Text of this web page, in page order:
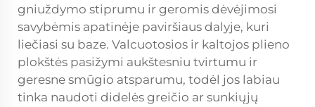
gniuždymo stiprumu ir geromis dėvėjimosi
savybėmis apatinėje paviršiaus dalyje, kuri
liečiasi su baze. Valcuotosios ir kaltojos plieno
plokštės pasižymi aukštesniu tvirtumu ir
geresne smūgio atsparumu, todėl jos labiau
tinka naudoti didelės greičio ar sunkiųjų